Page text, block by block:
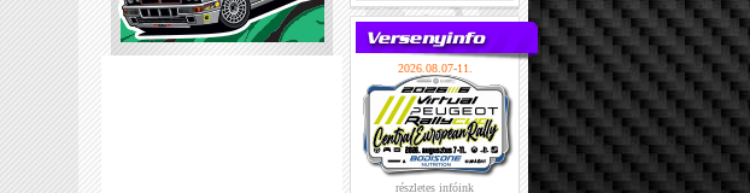
2026.08.07-11.
részletes infóink